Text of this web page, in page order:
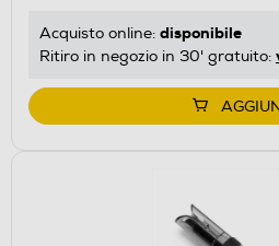
Acquisto online: disponibile
Ritiro in negozio in 30' gratuito: